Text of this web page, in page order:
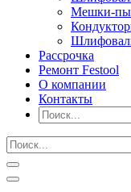
Мешки-
Рассрочка
Ремонт Festool
О компании
Контакты